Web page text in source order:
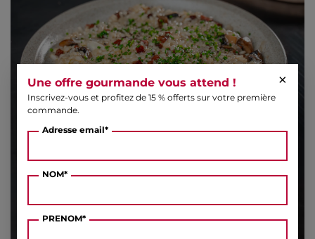
×
Une offre gourmande vous attend !
Inscrivez-vous et profitez de 15 % offerts sur votre première
commande.
Adresse email*
NOM*
PRENOM*